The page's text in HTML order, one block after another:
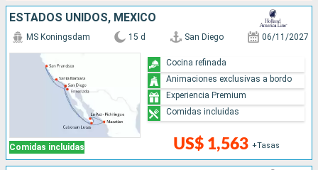
ESTADOS UNIDOS, MÉXICO
Comidas incluidas
MS Koningsdam 15 d San Diego 06/11/2027
US$ 1,563 +Tasas
Cocina refinada
Animaciones exclusivas a bordo
Experiencia Premium
Comidas incluidas